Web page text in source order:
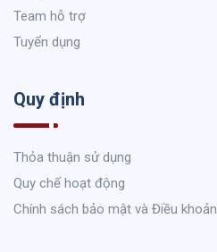
Team hỗ trợ
Tuyển dụng
Quy định
Thỏa thuận sử dụng
Quy chế hoạt động
Chính sách bảo mật và Điều khoản